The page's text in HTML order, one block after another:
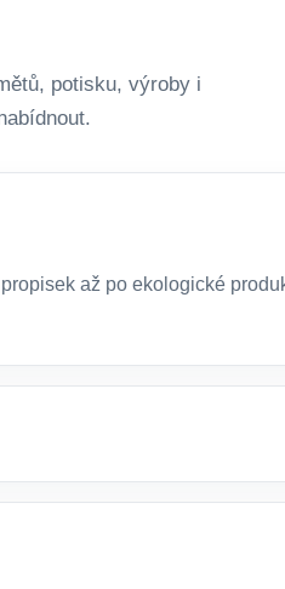
potisku, výroby i
až po ekologické